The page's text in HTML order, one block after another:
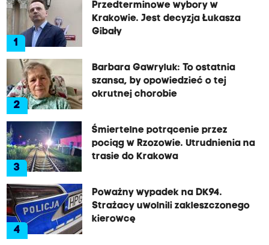
1
Przedterminowe wybory w
Krakowie. Jest decyzja Łukasza
Gibały
2
Barbara Gawryluk: To ostatnia
szansa, by opowiedzieć o tej
okrutnej chorobie
3
Śmiertelne potrącenie przez
pociąg w Rzozowie. Utrudnienia na
trasie do Krakowa
4
Poważny wypadek na DK94.
Strażacy uwolnili zakleszczonego
kierowcę